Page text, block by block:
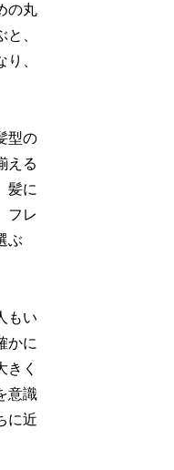
の丸
、
、
型の
える
髪に
フレ
ぶ
もい
かに
きく
意識
に近